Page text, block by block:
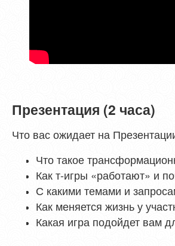
Презентация (2 часа)
Что вас ожидает на
Что такое
Как т-игры «работают» и
С какими темами и
Как меняется жизнь у
Какая игра подойдет вам